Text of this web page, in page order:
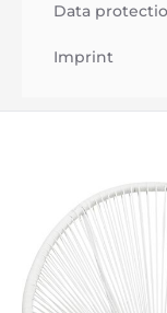
Data
Imprint